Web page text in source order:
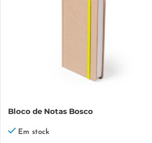
Bloco de Notas Bosco
Em stock